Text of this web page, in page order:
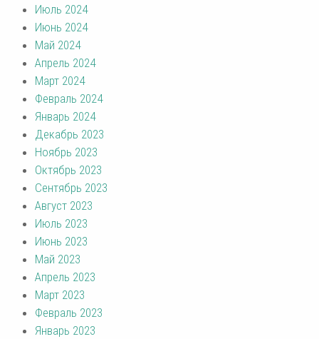
Июль 2024
Июнь 2024
Май 2024
Апрель 2024
Март 2024
Февраль 2024
Январь 2024
Декабрь 2023
Ноябрь 2023
Октябрь 2023
Сентябрь 2023
Август 2023
Июль 2023
Июнь 2023
Май 2023
Апрель 2023
Март 2023
Февраль 2023
Январь 2023